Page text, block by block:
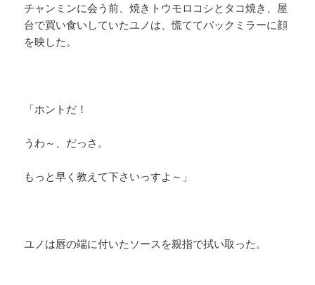
チャンミンに会う前、焼きトウモロコシとタコ焼き、屋
台で買い食いしていたユノは、慌ててバックミラーに顔
を映した。
「ホントだ！
うわ～、だっさ。
もっと早く教えて下さいっすよ～」
ユノは唇の端に付いたソースを親指で拭い取った。